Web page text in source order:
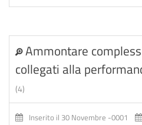
Ammontare
collegati alla
(4)
Inserito il 30 Novembre -0001